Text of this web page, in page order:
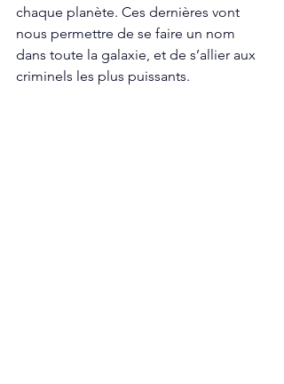
chaque planète. Ces dernières vont
nous permettre de se faire un nom
dans toute la galaxie, et de s’allier aux
criminels les plus puissants.